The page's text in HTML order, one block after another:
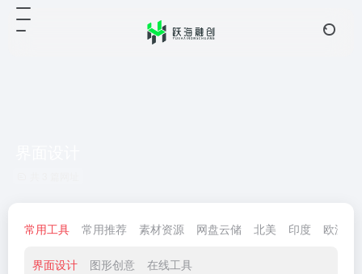
常用工具 常用推荐 素材资源 网盘云储 北美 印度 欧洲
界面设计 图形创意 在线工具